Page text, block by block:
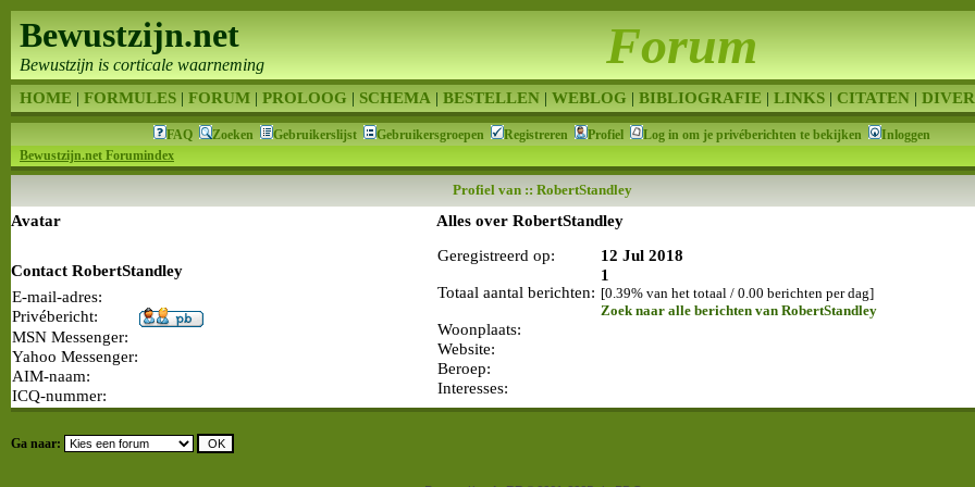
FAQ Zoeken Gebruikerslijst Gebruikersgroepen Registreren Profiel Log in om je privéberichten te bekijken
Inloggen
Bewustzijn.net Forumindex
Profiel van :: RobertStandley
Avatar
Alles over RobertStandley
Geregistreerd op:
12 Jul 2018
Totaal aantal berichten:
1
[0.39% van het totaal / 0.00 berichten per dag]
Zoek naar alle berichten van RobertStandley
Woonplaats:
Website:
Beroep:
Interesses:
Contact RobertStandley
E-mail-adres:
Privébericht:
MSN Messenger:
Yahoo Messenger:
AIM-naam:
ICQ-nummer:
Ga naar:
Bewustzijn.net
Bewustzijn is corticale waarneming Forum
HOME | FORMULES | FORUM | PROLOOG | SCHEMA | BESTELLEN | WEBLOG | BIBLIOGRAFIE | LINKS | CITATEN |